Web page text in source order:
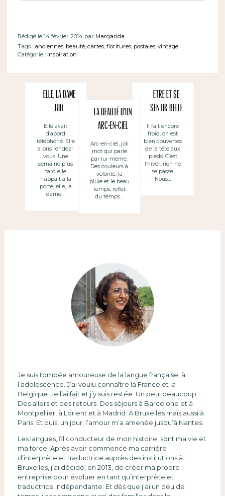
Rédigé le 14 février 2014 par Margarida
Tags : anciennes, beauté, cartes, fioritures, postales, vintage
Catégorie : Inspiration
Elle, la dame
Bio
Elle avait
d’abord
téléphoné. Elle
a pris rendez-
vous. Une
semaine plus
tard elle
frappait à la
porte, elle, la
dame…
La beauté d’un
arc-en-ciel
Arc-en-ciel, joli
mot qui parle
par lui-même.
Des couleurs à
volonté, la
pluie et le beau
temps, reflet
du temps…
Etre et se
sentir belle
Il fait encore
froid, on est
bien couvertes
de la tête aux
pieds. C’est
l’hiver, rien ne
se passe.
Nous…
Je suis tombée amoureuse de la langue française, à
l’adolescence. J’ai voulu connaître la France et la
Belgique. Je l’ai fait et j’y suis restée. Un peu, beaucoup.
Des allers et des retours. Des séjours à Barcelone et à
Montpellier, à Lorient et à Madrid. À Bruxelles mais aussi à
Paris. Et puis, un jour, l’amour m’a amenée jusqu’à Nantes.
Les langues, fil conducteur de mon histoire, sont ma vie et
ma force. Après avoir commencé ma carrière
d’interprète et traductrice auprès des institutions à
Bruxelles, j’ai décidé, en 2013, de créer ma propre
entreprise pour évoluer en tant qu’interprète et
traductrice indépendante. Et dès que j’ai un peu de